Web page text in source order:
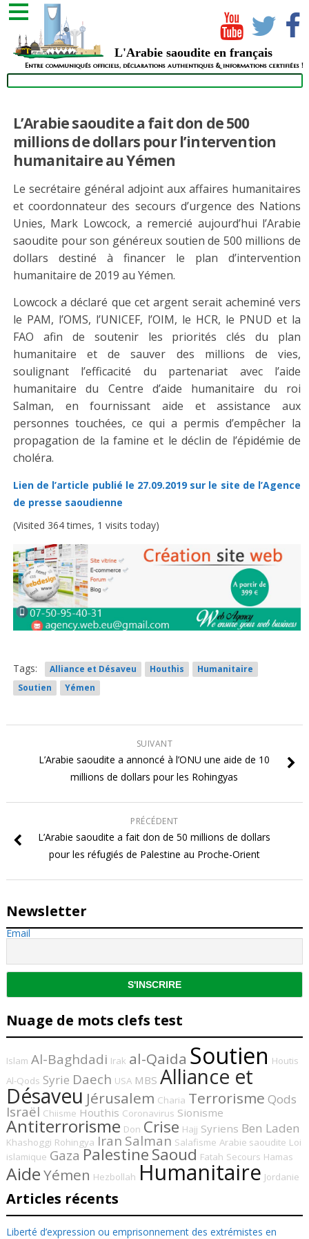
L'Arabie saoudite en français
Entre communiqués officiels, déclarations authentiques & informations certifiées !
L’Arabie saoudite a fait don de 500
millions de dollars pour l’intervention
humanitaire au Yémen
Le secrétaire général adjoint aux affaires humanitaires
et coordonnateur des secours d’urgence des Nations
Unies, Mark Lowcock, a remercié aujourd’hui l’Arabie
saoudite pour son généreux soutien de 500 millions de
dollars destiné à financer le plan d’intervention
humanitaire de 2019 au Yémen.
Lowcock a déclaré que cet argent serait acheminé vers
le PAM, l’OMS, l’UNICEF, l’OIM, le HCR, le PNUD et la
FAO afin de soutenir les priorités clés du plan
humanitaire et de sauver des millions de vies,
soulignant l’efficacité du partenariat avec l’aide
humanitaire du Centre d’aide humanitaire du roi
Salman, en fournissant aide et assistance aux
personnes touchées, ce qui a permis d’empêcher la
propagation de la famine et le déclin de l’épidémie de
choléra.
Lien de l’article publié le 27.09.2019 sur le site de l’Agence
de presse saoudienne
(Visited 364 times, 1 visits today)
Tags: Alliance et Désaveu Houthis
Humanitaire
Soutien
Yémen
SUIVANT
L’Arabie saoudite a annoncé à l’ONU une aide de 10
millions de dollars pour les Rohingyas
PRÉCÉDENT
L’Arabie saoudite a fait don de 50 millions de dollars
pour les réfugiés de Palestine au Proche-Orient
Newsletter
Email
Nuage de mots clefs test
Islam Al-Baghdadi Irak al-Qaida Soutien Houtis
Al-Qods Syrie Daech USA MBS Alliance et
Désaveu Jérusalem Charia Terrorisme Qods
Israël Chiisme Houthis Coronavirus Sionisme
Antiterrorisme Don Crise Hajj Syriens Ben Laden
Khashoggi Rohingya Iran Salman Salafisme Arabie saoudite Loi
islamique Gaza PalestineSaoud Fatah Secours Hamas
AideYémen Hezbollah Humanitaire Jordanie
Articles récents
Liberté d’expression ou emprisonnement des extrémistes en